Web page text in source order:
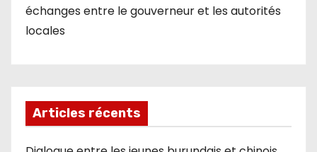
échanges entre le gouverneur et les autorités
locales
Articles récents